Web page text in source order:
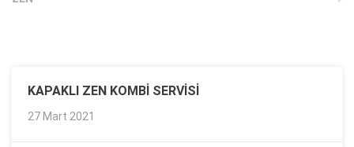
KAPAKLI ZEN KOMBI SERVISI
27 Mart 2021